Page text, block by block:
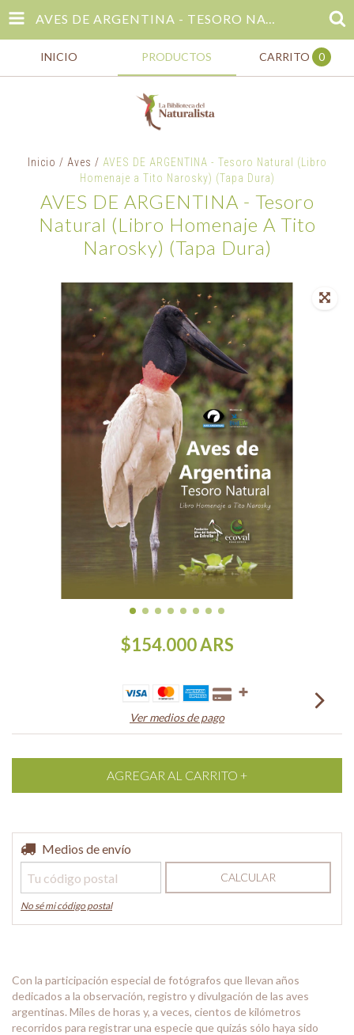
AVES DE ARGENTINA - TESORO NATURAL (LIBRO HOMENAJE A TITO NAROSKY) (TAPA DURA)
INICIO PRODUCTOS CARRITO 0
Inicio / Aves / AVES DE ARGENTINA - Tesoro Natural (Libro
Homenaje a Tito Narosky) (Tapa Dura)
AVES DE ARGENTINA - Tesoro
Natural (Libro Homenaje A Tito
Narosky) (Tapa Dura)
$154.000ARS
Ver medios de pago
Entregas para el CP:
Medios de envío
CALCULAR
No sé mi código postal
Con la participación especial de fotógrafos que llevan años
dedicados a la observación, registro y divulgación de las aves
argentinas. Miles de horas y, a veces, cientos de kilómetros
recorridos para registrar una especie que quizás sólo haya sido